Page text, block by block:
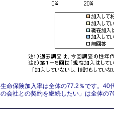
生命保険加入率は全体の77.2％です。40
の会社との契約を継続したい」は全体の